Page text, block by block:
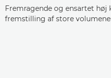
Fremragende og ensartet
fremstilling af store